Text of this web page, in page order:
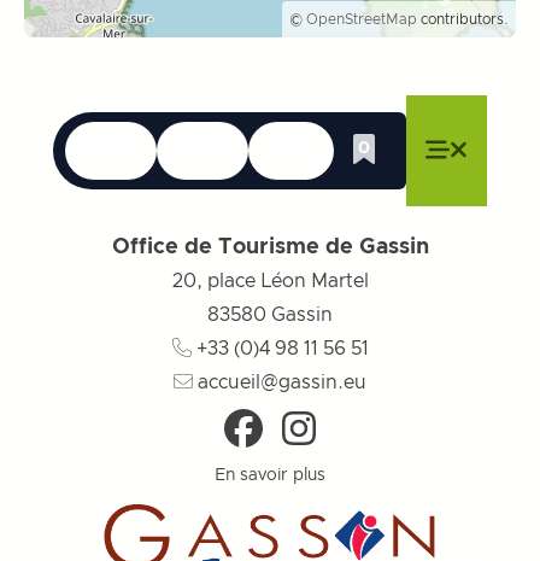
© OpenStreetMap contributors.
Langues
Fermer le menu
Accessibilité
Fermer le menu
Recherche
Fermer le menu
0
Liste de
Office de Tourisme de Gassin
20, place Léon Martel
83580 Gassin
+33 (0)4 98 11 56 51
accueil@gassin.eu
En savoir plus